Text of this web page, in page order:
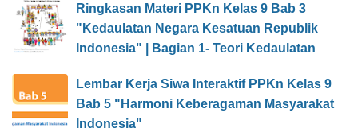
Ringkasan Materi PPKn Kelas 9 Bab 3
"Kedaulatan Negara Kesatuan Republik
Indonesia" | Bagian 1- Teori Kedaulatan
Lembar Kerja Siwa Interaktif PPKn Kelas 9
Bab 5 "Harmoni Keberagaman Masyarakat
Indonesia"